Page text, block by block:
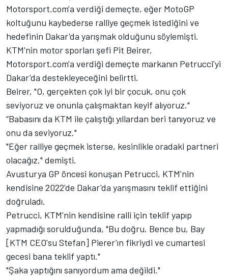
Motorsport.com'a verdiği demeçte, eğer MotoGP
koltuğunu kaybederse ralliye geçmek istediğini ve
hedefinin Dakar'da yarışmak olduğunu söylemişti.
KTM'nin motor sporları şefi Pit Beirer,
Motorsport.com'a verdiği demeçte markanın Petrucci'yi
Dakar'da destekleyeceğini belirtti.
Beirer, "O, gerçekten çok iyi bir çocuk, onu çok
seviyoruz ve onunla çalışmaktan keyif alıyoruz."
“Babasını da KTM ile çalıştığı yıllardan beri tanıyoruz ve
onu da seviyoruz."
"Eğer ralliye geçmek isterse, kesinlikle oradaki partneri
olacağız." demişti.
Avusturya GP öncesi konuşan Petrucci, KTM'nin
kendisine 2022'de Dakar'da yarışmasını teklif ettiğini
doğruladı.
Petrucci, KTM'nin kendisine ralli için teklif yapıp
yapmadığı sorulduğunda, "Bu doğru. Bence bu, Bay
[KTM CEO'su Stefan] Pierer'ın fikriydi ve cumartesi
gecesi bana teklif yaptı."
"Şaka yaptığını sanıyordum ama değildi."